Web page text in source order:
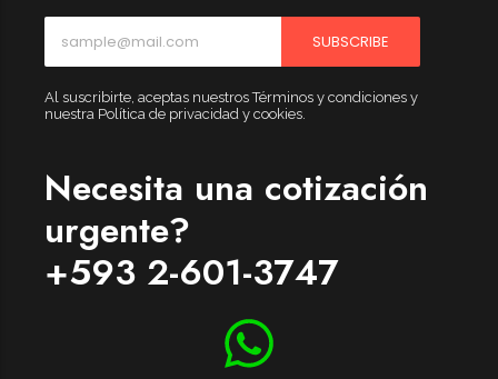
SUBSCRIBE
Al suscribirte, aceptas nuestros Términos y condiciones y
nuestra Política de privacidad y cookies.
Necesita una cotización
urgente?
+593 2-601-3747